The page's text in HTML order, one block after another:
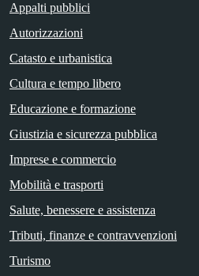
Appalti pubblici
Autorizzazioni
Catasto e urbanistica
Cultura e tempo libero
Educazione e formazione
Giustizia e sicurezza pubblica
Imprese e commercio
Mobilità e trasporti
Salute, benessere e assistenza
Tributi, finanze e contravvenzioni
Turismo